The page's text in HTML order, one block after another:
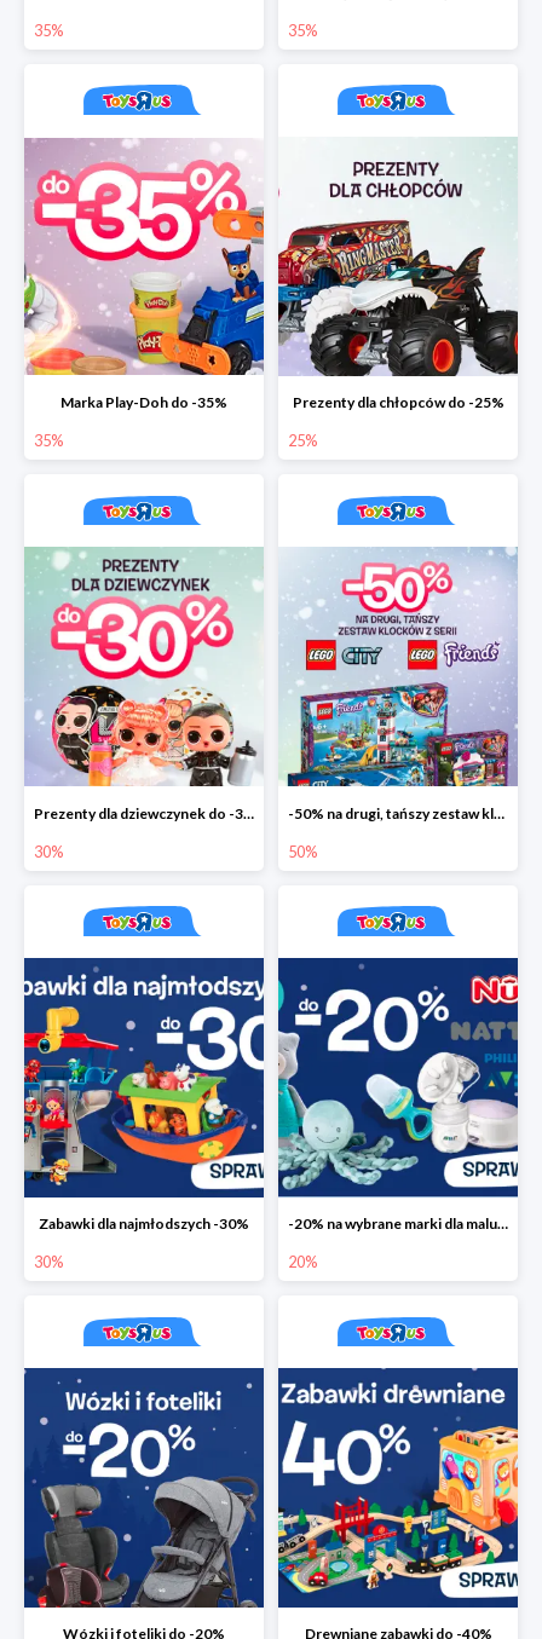
35% 35%
Marka Play-Doh do -35%
35%
Prezenty dla chłopców do -25%
25%
Prezenty dla dziewczynek do -30%
30%
-50% na drugi, tańszy zestaw klocków
50%
Zabawki dla najmłodszych -30%
30%
-20% na wybrane marki dla maluchów
20%
Wózki i foteliki do -20% Drewniane zabawki do -40%